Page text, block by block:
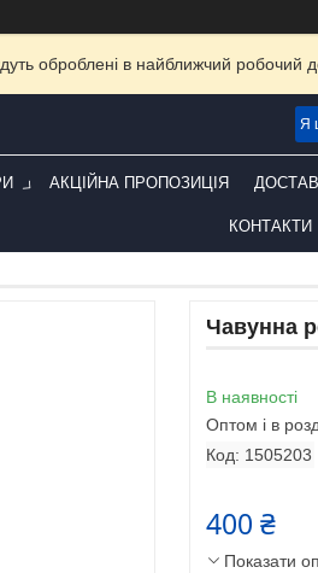
оброблені в найближчий робочий
АКЦІЙНА ПРОПОЗИЦІЯ
КОНТАКТИ
Чавунна
В наявності
Оптом і в
Код: 1505203
400 ₴
Показати